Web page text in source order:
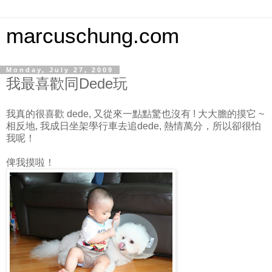
marcuschung.com
Monday, July 27, 2009
我最喜歡同Dede玩
我真的很喜歡 dede, 又從來一點點驚也沒有 ! 大大膽的摸它 ~
相反地, 我成日坐架學行車去追dede, 熱情萬分，所以卻很怕
我呢！
俾我摸啦！